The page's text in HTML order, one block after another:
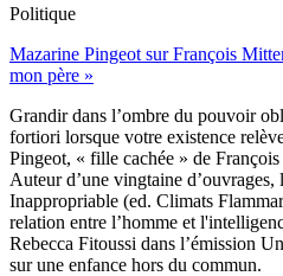
Politique
Mazarine Pingeot sur François
mon père »
Grandir dans l’ombre du pouvoir
fortiori lorsque votre existence
Pingeot, « fille cachée » de
Auteur d’une vingtaine
Inappropriable (ed. Climats
relation entre l’homme et
Rebecca Fitoussi dans l’émission
sur une enfance hors du commun.